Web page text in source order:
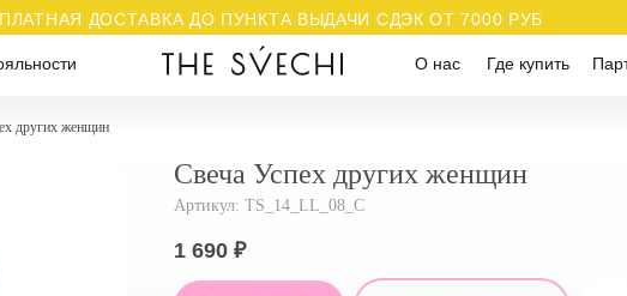
ДОСТАВКА ДО ПУНКТА ВЫДАЧИ СДЭК ОТ 7000 РУБ
О нас Где купить
других женщин
Свеча Успех других женщин
Артикул: TS_14_LL_08_С
1 690 ₽